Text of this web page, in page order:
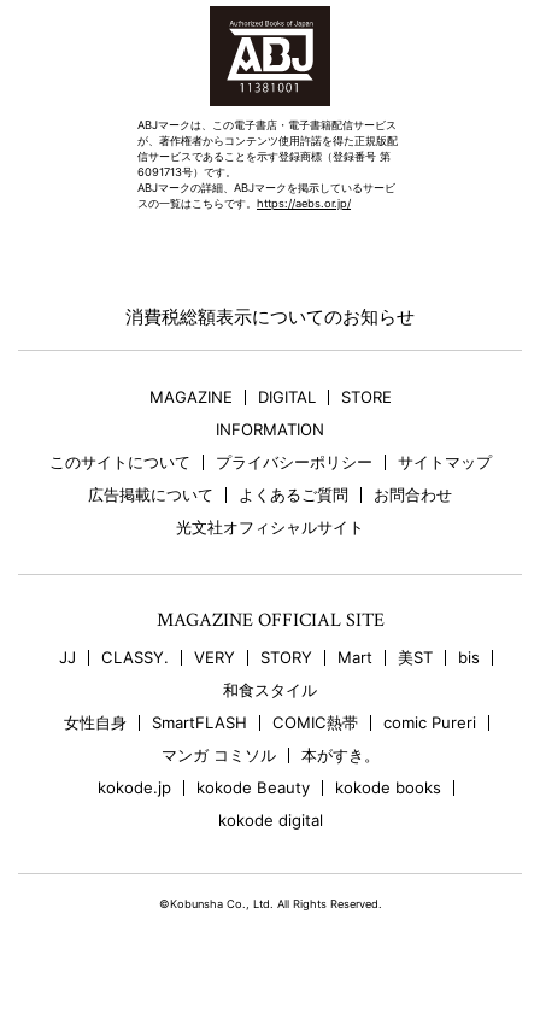
ABJマークは、この電子書店・電子書籍配信サービス
が、著作権者からコンテンツ使用許諾を得た正規版配
信サービスであることを示す登録商標（登録番号 第
6091713号）です。
ABJマークの詳細、ABJマークを掲示しているサービ
スの一覧はこちらです。 https://aebs.or.jp/
消費税総額表示についてのお知らせ
MAGAZINE DIGITAL
STORE
INFORMATION
このサイトについて
プライバシーポリシー
サイトマップ
広告掲載について
よくあるご質問
お問合わせ
光文社オフィシャルサイト
MAGAZINE OFFICIAL SITE
JJ CLASSY. VERY STORY Mart 美ST
bis
和食スタイル
女性自身
SmartFLASH COMIC熱帯
comic Pureri
マンガ コミソル
本がすき。
kokode.jp
kokode Beauty
kokode books
kokode digital
©Kobunsha Co., Ltd. All Rights Reserved.